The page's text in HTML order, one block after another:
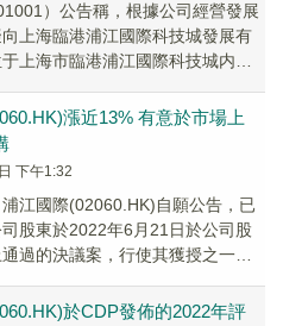
）公告稱，根據公司經營發展
上海臨港浦江國際科技城發展有
上海市臨港浦江國際科技城内陳
漲近13% 有意於市場上
下午1:32
浦江國際(02060.HK)自願公告，已
股東於2022年6月21日於公司股
過的決議案，行使其獲授之一般
於CDP發佈的2022年評